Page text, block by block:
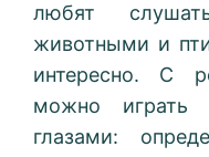
любят
животными и
интересно. С
можно
глазами: